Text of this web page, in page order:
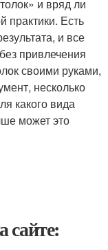
и вряд ли
практики. Есть
и все
привлечения
своими руками,
несколько
какого вида
может это
сайте: